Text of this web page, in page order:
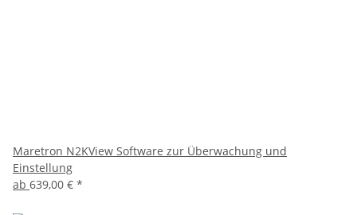
Maretron N2KView Software zur Überwachung und
Einstellung
ab 639,00 € *